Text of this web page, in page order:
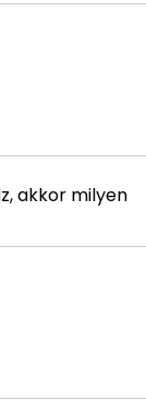
akkor milyen